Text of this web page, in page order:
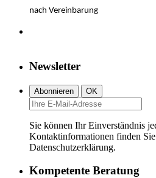
nach Vereinbarung
Newsletter
Sie können Ihr Einverständnis
Kontaktinformationen finden
Datenschutzerklärung.
Kompetente Beratung